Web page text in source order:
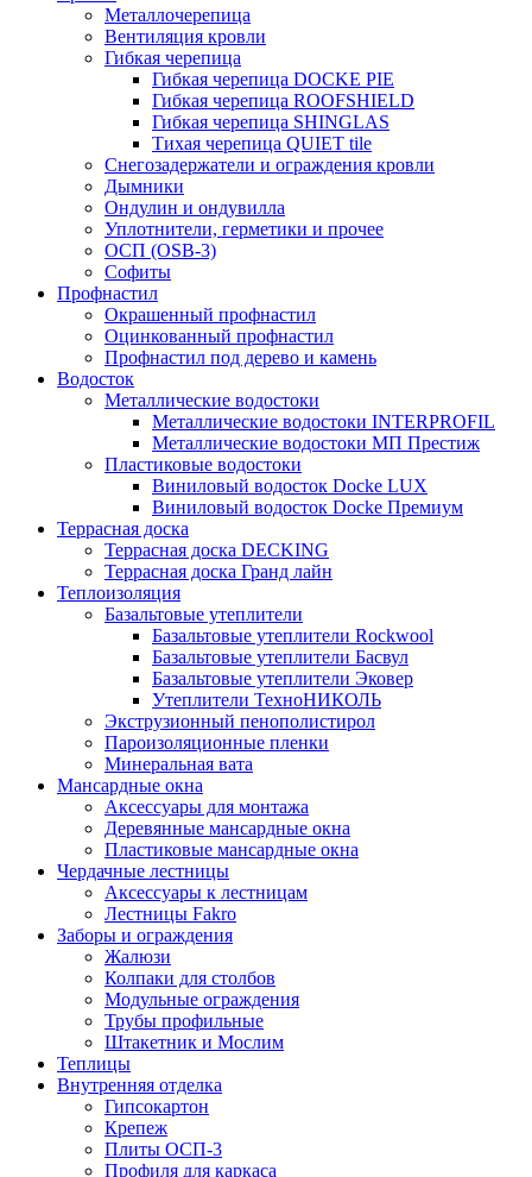
Металлочерепица
Вентиляция кровли
Гибкая черепица
Гибкая черепица DOCKE PIE
Гибкая черепица ROOFSHIELD
Гибкая черепица SHINGLAS
Тихая черепица QUIET tile
Снегозадержатели и ограждения кровли
Дымники
Ондулин и ондувилла
Уплотнители, герметики и прочее
ОСП (OSB-3)
Софиты
Профнастил
Окрашенный профнастил
Оцинкованный профнастил
Профнастил под дерево и камень
Водосток
Металлические водостоки
Металлические водостоки INTERPROFIL
Металлические водостоки МП Престиж
Пластиковые водостоки
Виниловый водосток Docke LUX
Виниловый водосток Docke Премиум
Террасная доска
Террасная доска DECKING
Террасная доска Гранд лайн
Теплоизоляция
Базальтовые утеплители
Базальтовые утеплители Rockwool
Базальтовые утеплители Басвул
Базальтовые утеплители Эковер
Утеплители ТехноНИКОЛЬ
Экструзионный пенополистирол
Пароизоляционные пленки
Минеральная вата
Мансардные окна
Аксессуары для монтажа
Деревянные мансардные окна
Пластиковые мансардные окна
Чердачные лестницы
Аксессуары к лестницам
Лестницы Fakro
Заборы и ограждения
Жалюзи
Колпаки для столбов
Модульные ограждения
Трубы профильные
Штакетник и Мослим
Теплицы
Внутренняя отделка
Гипсокартон
Крепеж
Плиты ОСП-3
Профиля для каркаса